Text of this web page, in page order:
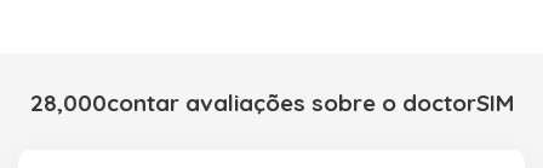
28,000contar avaliações sobre o doctorSIM